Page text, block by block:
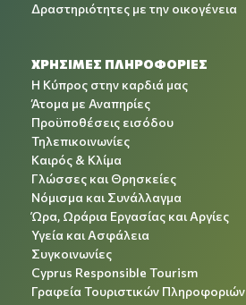
Δραστηριότητες με την οικογένεια
ΧΡΉΣΙΜΕΣ ΠΛΗΡΟΦΟΡΊΕΣ
Η Κύπρος στην καρδιά μας
Άτομα με Αναπηρίες
Προϋποθέσεις εισόδου
Τηλεπικοινωνίες
Καιρός & Κλίμα
Γλώσσες και Θρησκείες
Νόμισμα και Συνάλλαγμα
Ώρα, Ωράρια Εργασίας και Αργίες
Υγεία και Ασφάλεια
Συγκοινωνίες
Cyprus Responsible Tourism
Γραφεία Τουριστικών Πληροφοριών